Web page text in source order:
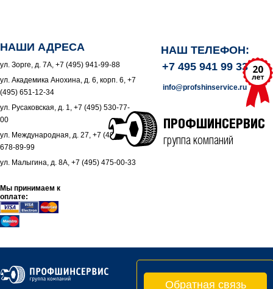
НАШИ АДРЕСА
ул. Зорге, д. 7А, +7 (495) 941-99-88
ул. Академика Анохина, д. 6, корп. 6, +7
(495) 651-12-34
ул. Русаковская, д. 1, +7 (495) 530-77-
00
ул. Международная, д. 27, +7 (495)
678-89-99
ул. Малыгина, д. 8А, +7 (495) 475-00-33
Мы принимаем к
оплате:
НАШ ТЕЛЕФОН:
+7 495 941 99 33
info@profshinservice.ru
ПРОФШИНСЕРВИС
группа компаний
Обратная связь